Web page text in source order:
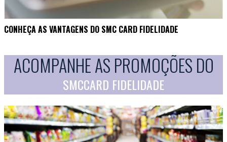
CONHEÇA AS VANTAGENS DO SMC CARD FIDELIDADE
ACOMPANHE AS PROMOÇÕES DO
SMCCARD FIDELIDADE